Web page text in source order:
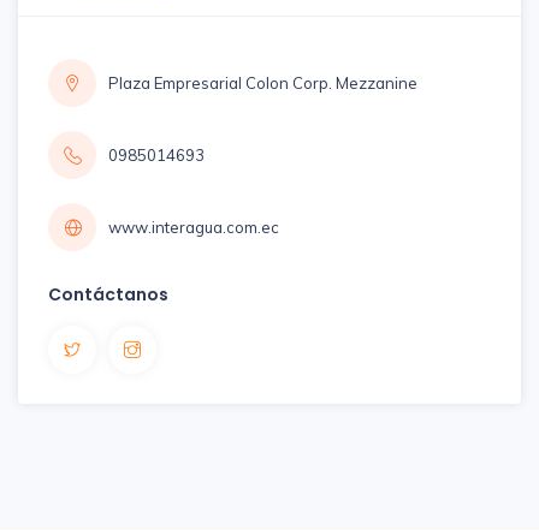
Plaza Empresarial Colon Corp. Mezzanine
0985014693
www.interagua.com.ec
Contáctanos